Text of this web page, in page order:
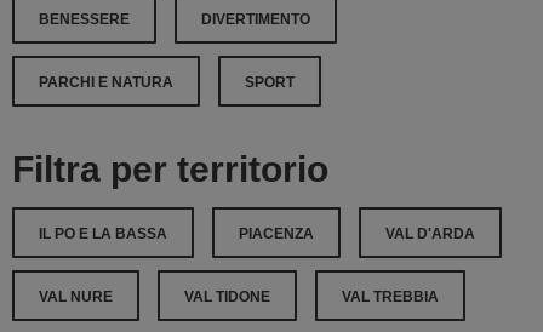
BENESSERE DIVERTIMENTO
PARCHI E NATURA SPORT
Filtra per territorio
IL PO E LA BASSA PIACENZA VAL D'ARDA
VAL NURE VAL TIDONE VAL TREBBIA